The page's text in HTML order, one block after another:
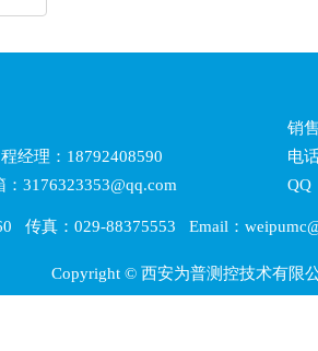
经理：18792408590
3176323353@qq.com
销
电
QQ
传真：029-88375553 Email：
Copyright © 西安为普测控技术有限